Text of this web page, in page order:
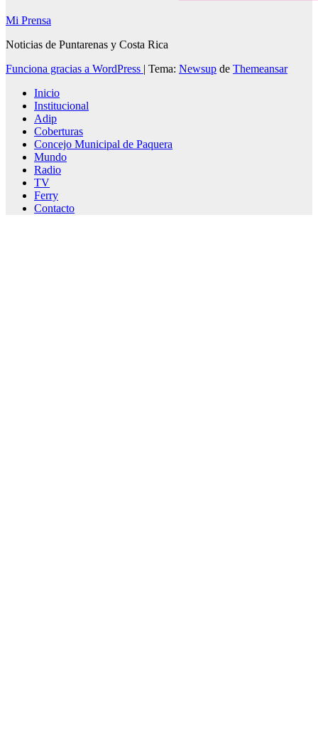
Mi Prensa
Noticias de Puntarenas y Costa Rica
Funciona gracias a WordPress | Tema: Newsup de Themeansar
Inicio
Institucional
Adip
Coberturas
Concejo Municipal de Paquera
Mundo
Radio
TV
Ferry
Contacto